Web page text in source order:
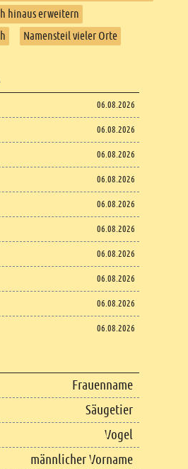
hinaus erweitern
Namensteil vieler Orte
06.08.2026
06.08.2026
06.08.2026
06.08.2026
06.08.2026
06.08.2026
06.08.2026
06.08.2026
06.08.2026
06.08.2026
Frauenname
Säugetier
Vogel
männlicher Vorname